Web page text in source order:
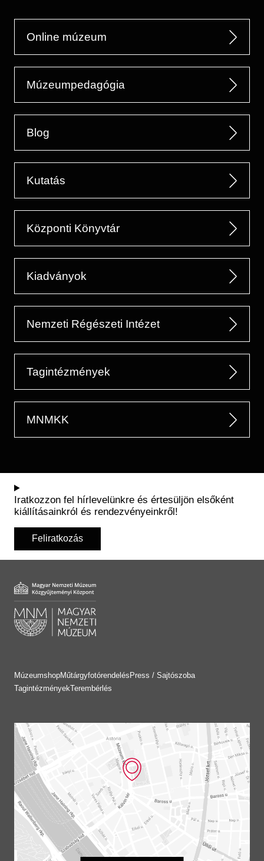
Online múzeum
Múzeumpedagógia
Blog
Kutatás
Központi Könyvtár
Kiadványok
Nemzeti Régészeti Intézet
Tagintézmények
MNMKK
Iratkozzon fel hírlevelünkre és értesüljön elsőként
kiállításainkról és rendezvényeinkről!
Feliratkozás
MúzeumshopMűtárgyfotórendelés Press / Sajtószoba
TagintézményekTerembérlés